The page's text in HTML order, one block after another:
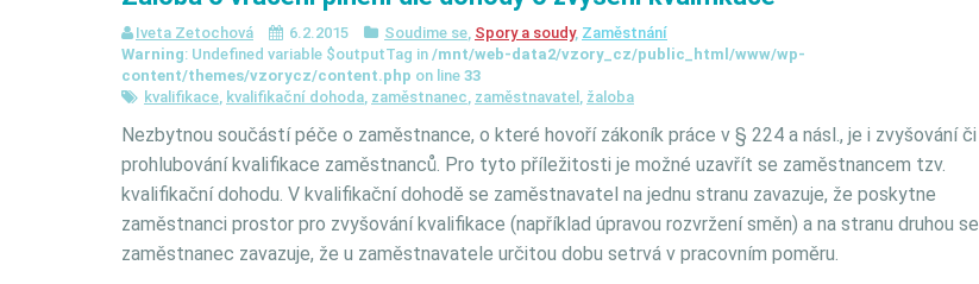
Iveta Zetochová 6.2.2015 Soudime se, Spory a soudy, Zaměstnání
Warning: Undefined variable $outputTag in /mnt/web-data2/vzory_cz/public_html/www/wp-
content/themes/vzorycz/content.php on line 33
kvalifikace, kvalifikační dohoda, zaměstnanec, zaměstnavatel , žaloba
Nezbytnou součástí péče o zaměstnance, o které hovoří zákoník práce v § 224 a násl., je i zvyšování či
prohlubování kvalifikace zaměstnanců. Pro tyto příležitosti je možné uzavřít se zaměstnancem tzv.
kvalifikační dohodu. V kvalifikační dohodě se zaměstnavatel na jednu stranu zavazuje, že poskytne
zaměstnanci prostor pro zvyšování kvalifikace (například úpravou rozvržení směn) a na stranu druhou se
zaměstnanec zavazuje, že u zaměstnavatele určitou dobu setrvá v pracovním poměru.